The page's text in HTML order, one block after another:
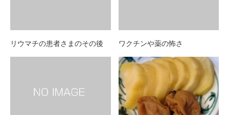
リウマチの患者さまのその後 ワクチンや薬の怖さ